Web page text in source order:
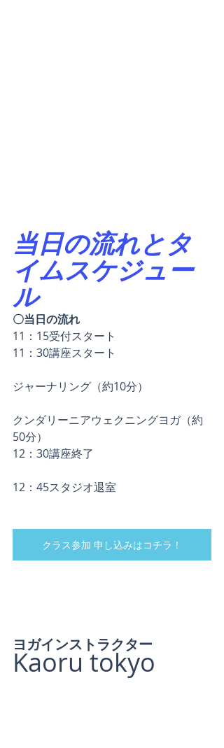
当日の流れとタ
イムスケジュー
ル
〇当日の流れ
11：15受付スタート
11：30講座スタート
ジャーナリング（約10分）
クンダリーニアウェクニングヨガ（約
50分）
12：30講座終了
12：45スタジオ退室
クラス参加 申し込みはコチラ！
ヨガインストラクター
Kaoru tokyo